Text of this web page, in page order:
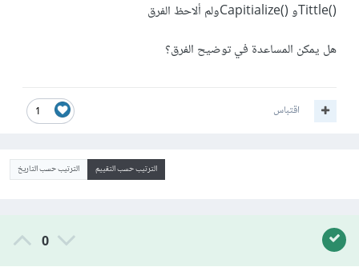
()Tittleو ()Capitializeولم ألاحظ الفرق
هل يمكن المساعدة في توضيح الفرق؟
1 اقتباس
الترتيب حسب التقييم الترتيب حسب التاريخ
0